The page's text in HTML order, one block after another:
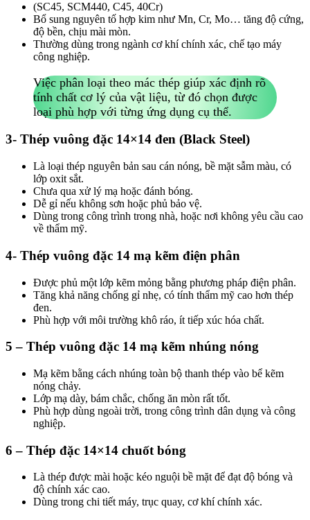
(SC45, SCM440, C45, 40Cr)
Bổ sung nguyên tố hợp kim như Mn, Cr, Mo… tăng độ cứng,
độ bền, chịu mài mòn.
Thường dùng trong ngành cơ khí chính xác, chế tạo máy
công nghiệp.
Việc phân loại theo mác thép giúp xác định rõ
tính chất cơ lý của vật liệu, từ đó chọn được
loại phù hợp với từng ứng dụng cụ thể.
3- Thép vuông đặc 14×14 đen (Black Steel)
Là loại thép nguyên bản sau cán nóng, bề mặt sẫm màu, có
lớp oxit sắt.
Chưa qua xử lý mạ hoặc đánh bóng.
Dễ gỉ nếu không sơn hoặc phủ bảo vệ.
Dùng trong công trình trong nhà, hoặc nơi không yêu cầu cao
về thẩm mỹ.
4- Thép vuông đặc 14 mạ kẽm điện phân
Được phủ một lớp kẽm mỏng bằng phương pháp điện phân.
Tăng khả năng chống gỉ nhẹ, có tính thẩm mỹ cao hơn thép
đen.
Phù hợp với môi trường khô ráo, ít tiếp xúc hóa chất.
5 – Thép vuông đặc 14 mạ kẽm nhúng nóng
Mạ kẽm bằng cách nhúng toàn bộ thanh thép vào bể kẽm
nóng chảy.
Lớp mạ dày, bám chắc, chống ăn mòn rất tốt.
Phù hợp dùng ngoài trời, trong công trình dân dụng và công
nghiệp.
6 – Thép đặc 14×14 chuốt bóng
Là thép được mài hoặc kéo nguội bề mặt để đạt độ bóng và
độ chính xác cao.
Dùng trong chi tiết máy, trục quay, cơ khí chính xác.